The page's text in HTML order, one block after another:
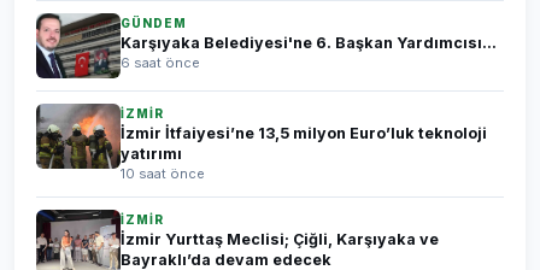
GÜNDEM
Karşıyaka Belediyesi'ne 6. Başkan Yardımcısı...
6 saat önce
İZMİR
İzmir İtfaiyesi’ne 13,5 milyon Euro’luk teknoloji
yatırımı
10 saat önce
İZMİR
İzmir Yurttaş Meclisi; Çiğli, Karşıyaka ve
Bayraklı’da devam edecek